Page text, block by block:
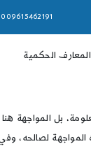
009615462191
الحكمية
بل المواجهة
لصالحه،